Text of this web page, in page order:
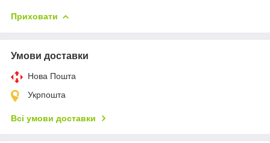
Приховати
Умови доставки
Нова Пошта
Укрпошта
Всі умови доставки